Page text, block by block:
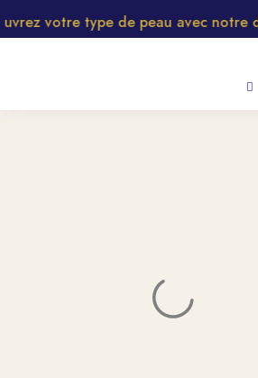
votre type de peau avec notre